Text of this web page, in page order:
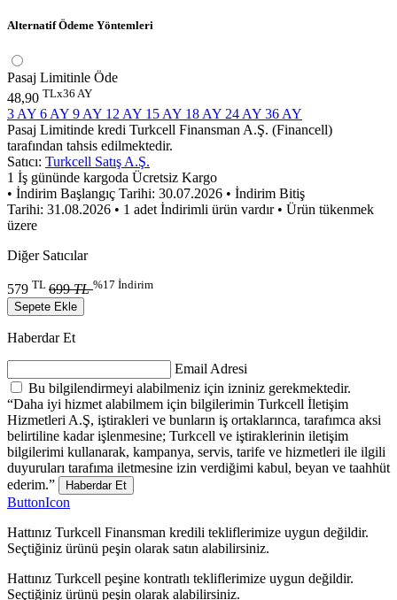
Alternatif Ödeme Yöntemleri
Pasaj Limitinle Öde
48,90 TLx36 AY
3 AY 6 AY 9 AY 12 AY 15 AY 18 AY 24 AY 36 AY
Pasaj Limitinde kredi Turkcell Finansman A.Ş. (Financell)
tarafından tahsis edilmektedir.
Satıcı: Turkcell Satış A.Ş.
1 İş gününde kargoda Ücretsiz Kargo
• İndirim Başlangıç Tarihi: 30.07.2026 • İndirim Bitiş
Tarihi: 31.08.2026 • 1 adet İndirimli ürün vardır • Ürün tükenmek
üzere
Diğer Satıcılar
579 TL 699TL%17 İndirim
Sepete Ekle
Haberdar Et
Email Adresi
Bu bilgilendirmeyi alabilmeniz için izniniz gerekmektedir.
“Daha iyi hizmet alabilmem için bilgilerimin Turkcell İletişim
Hizmetleri A.Ş, iştirakleri ve bunların iş ortaklarınca, tarafımca aksi
belirtiline kadar işlenmesine; Turkcell ve iştiraklerinin iletişim
bilgilerimi kullanarak, kampanya, servis, tarife ve hizmetleri ile ilgili
duyuruları tarafıma iletmesine izin verdiğimi kabul, beyan ve taahhüt
ederim.”
Haberdar Et
ButtonIcon
Hattınız Turkcell Finansman kredili tekliflerimize uygun değildir.
Seçtiğiniz ürünü peşin olarak satın alabilirsiniz.
Hattınız Turkcell peşine kontratlı tekliflerimize uygun değildir.
Seçtiğiniz ürünü peşin olarak alabilirsiniz.